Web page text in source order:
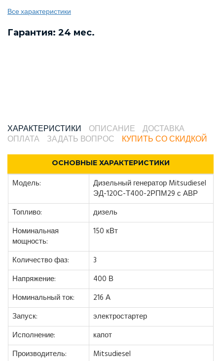
Все характеристики
Гарантия: 24 мес.
ХАРАКТЕРИСТИКИ ОПИСАНИЕ
ДОСТАВКА
ОПЛАТА
ЗАДАТЬ ВОПРОС КУПИТЬ СО СКИДКОЙ
ОСНОВНЫЕ ХАРАКТЕРИСТИКИ
Модель:
Дизельный генератор Mitsudiesel
ЭД-120С-Т400-2РПМ29 с АВР
Топливо:
дизель
Номинальная
мощность:
150 кВт
Количество фаз:
3
Напряжение:
400 В
Номинальный ток:
216 А
Запуск:
электростартер
Исполнение:
капот
Производитель:
Mitsudiesel